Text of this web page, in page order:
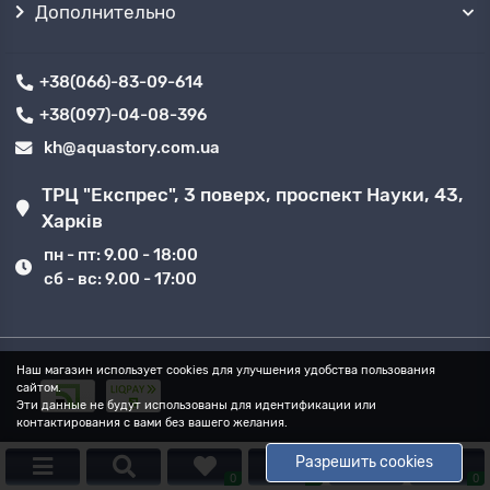
Наш магазин использует cookies для улучшения удобства пользования
сайтом.
Эти данные не будут использованы для идентификации или
контактирования с вами без вашего желания.
Разрешить cookies
Дополнительно
+38(066)-83-09-614
+38(097)-04-08-396
kh@aquastory.com.ua
ТРЦ "Експрес", 3 поверх, проспект Науки, 43,
Харків
пн - пт: 9.00 - 18:00
сб - вс: 9.00 - 17:00
0 0